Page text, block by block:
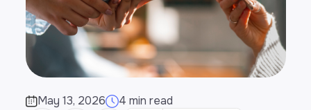
May 13, 2026
4 min read